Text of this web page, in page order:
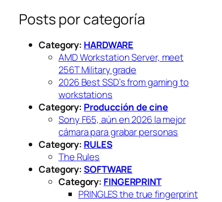
Posts por categoría
Category: HARDWARE
AMD Workstation Server, meet
256T Military grade
2026 Best SSD’s from gaming to
workstations
Category: Producción de cine
Sony F65, aún en 2026 la mejor
cámara para grabar personas
Category: RULES
The Rules
Category:SOFTWARE
Category: FINGERPRINT
PRINGLES the true fingerprint